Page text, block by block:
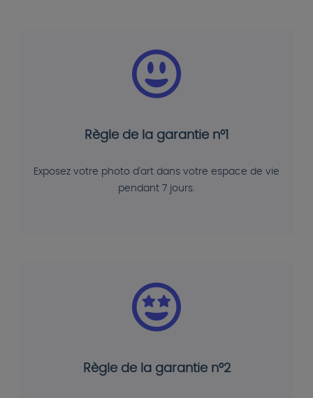
Règle de la garantie n°1
Exposez votre photo d'art dans votre espace de vie
pendant 7 jours.
Règle de la garantie n°2